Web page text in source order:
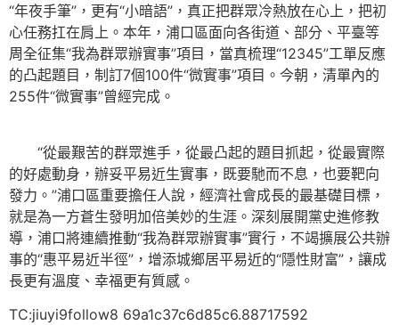
“年夜手筆”，更有“小暗語”，真正把群眾冷熱放在心上，把初
心任務扛在肩上。本年，浦口區面向各街道、部分、平臺等
周全征集“我為群眾辦實事”項目，當真梳理“12345”工單反應
的凸起題目，制訂7個100件“微實事”項目。今朝，清單內的
255件“微實事”曾經完成。
“從最艱苦的群眾進手，從最凸起的題目抓起，從最實際
的好處動身，辦妥平易近生實事，既要馳而不息，也要靶向
發力。”浦口區重要擔任人說，經濟社會成長的最基礎目標，
就是為一方蒼生發明加倍美妙的生涯。深刻展開黨史進修教
導，浦口將連續推動“我為群眾辦實事”實行，不竭擴展公共辦
事的“惠平易近半徑”，增添城鄉居平易近的“隱性財富”，讓成
長更有溫度、幸福更有質感。
TC:jiuyi9follow8 69a1c37c6d85c6.88717592